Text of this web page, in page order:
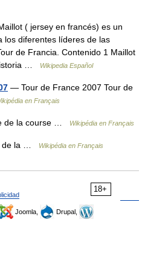
( jersey en francés) es un
los diferentes líderes de las
de Francia. Contenido 1 Maillot
…
Wikipedia Español
— Tour de France 2007 Tour de
en Français
de la course … Wikipédia en Français
de la … Wikipédia en Français
18+
Joomla,
Drupal,